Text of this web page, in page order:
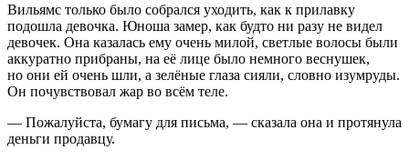
Вильямс только было собрался уходить, как к прилавку
подошла девочка. Юноша замер, как будто ни разу не видел
девочек. Она казалась ему очень милой, светлые волосы были
аккуратно прибраны, на её лице было немного веснушек,
но они ей очень шли, а зелёные глаза сияли, словно изумруды.
Он почувствовал жар во всём теле.
— Пожалуйста, бумагу для письма, — сказала она и протянула
деньги продавцу.